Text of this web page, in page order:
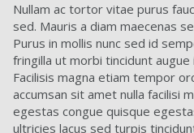
Nullam ac tortor vitae purus
sed. Mauris a diam maecenas
Purus in mollis nunc sed id
fringilla ut morbi tincidunt
Facilisis magna etiam tempor
accumsan sit amet nulla facilisi
egestas congue quisque
ultricies lacus sed turpis